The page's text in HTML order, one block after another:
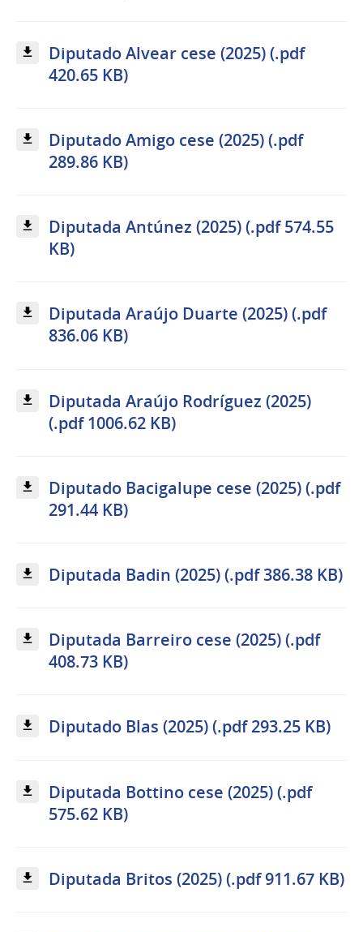
Diputado Alvear cese (2025) (.pdf
420.65 KB)
Diputado Amigo cese (2025) (.pdf
289.86 KB)
Diputada Antúnez (2025) (.pdf 574.55
KB)
Diputada Araújo Duarte (2025) (.pdf
836.06 KB)
Diputada Araújo Rodríguez (2025)
(.pdf 1006.62 KB)
Diputado Bacigalupe cese (2025) (.pdf
291.44 KB)
Diputada Badin (2025) (.pdf 386.38 KB)
Diputada Barreiro cese (2025) (.pdf
408.73 KB)
Diputado Blas (2025) (.pdf 293.25 KB)
Diputada Bottino cese (2025) (.pdf
575.62 KB)
Diputada Britos (2025) (.pdf 911.67 KB)